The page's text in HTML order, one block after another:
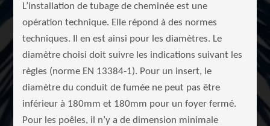
L’installation de tubage de cheminée est une
opération technique. Elle répond à des normes
techniques. Il en est ainsi pour les diamètres. Le
diamètre choisi doit suivre les indications suivant les
règles (norme EN 13384-1). Pour un insert, le
diamètre du conduit de fumée ne peut pas être
inférieur à 180mm et 180mm pour un foyer fermé.
Pour les poêles, il n’y a de dimension minimale